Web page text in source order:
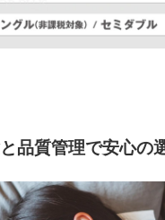
品質管理で安心の